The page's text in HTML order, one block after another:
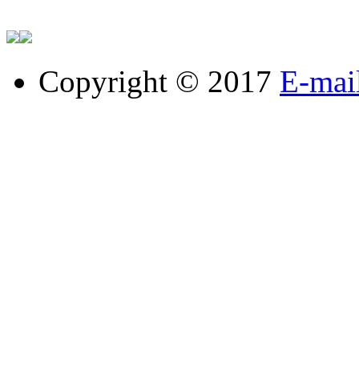
Copyright © 2017 E-